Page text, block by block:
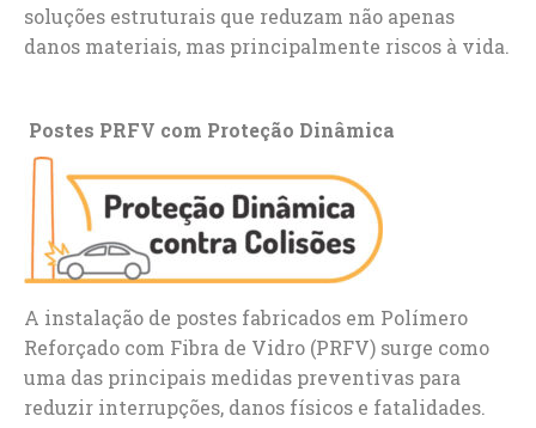
soluções estruturais que reduzam não apenas
danos materiais, mas principalmente riscos à vida.
Postes PRFV com Proteção Dinâmica
A instalação de postes fabricados em Polímero
Reforçado com Fibra de Vidro (PRFV) surge como
uma das principais medidas preventivas para
reduzir interrupções, danos físicos e fatalidades.